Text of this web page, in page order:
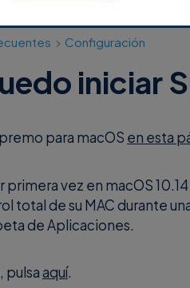
Configuración
iniciar
para macOS en esta
vez en macOS
total de su MAC durante
de Aplicaciones.
pulsaaquí.